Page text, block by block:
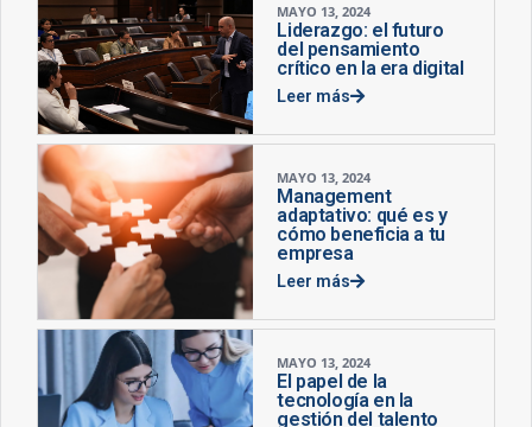
MAYO 13, 2024
Liderazgo: el futuro
del pensamiento
crítico en la era digital
Leer más
MAYO 13, 2024
Management
adaptativo: qué es y
cómo beneficia a tu
empresa
Leer más
MAYO 13, 2024
El papel de la
tecnología en la
gestión del talento